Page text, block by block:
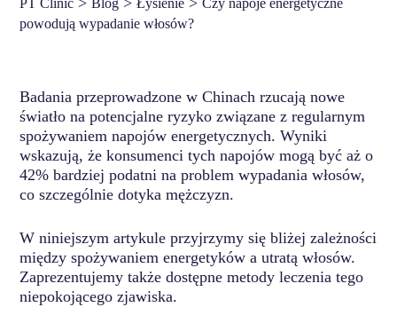
PT Clinic Blog Łysienie
Czy napoje energetyczne
powodują wypadanie włosów?
Badania przeprowadzone w Chinach rzucają nowe
światło na potencjalne ryzyko związane z regularnym
spożywaniem napojów energetycznych. Wyniki
wskazują, że konsumenci tych napojów mogą być aż o
42% bardziej podatni na problem wypadania włosów,
co szczególnie dotyka mężczyzn.
W niniejszym artykule przyjrzymy się bliżej zależności
między spożywaniem energetyków a utratą włosów.
Zaprezentujemy także dostępne metody leczenia tego
niepokojącego zjawiska.